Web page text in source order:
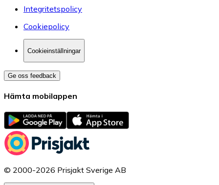
Integritetspolicy
Cookiepolicy
Cookieinställningar
Ge oss feedback
Hämta mobilappen
© 2000-2026 Prisjakt Sverige AB